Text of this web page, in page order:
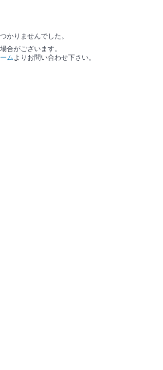
かりませんでした。
合がございます。
ムよりお問い合わせ下さい。